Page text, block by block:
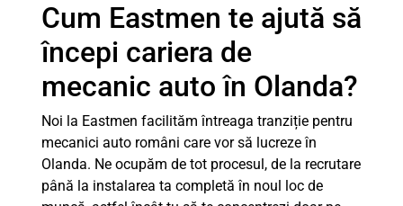
Cum Eastmen te ajută să
începi cariera de
mecanic auto în Olanda?
Noi la Eastmen facilităm întreaga tranziție pentru
mecanici auto români care vor să lucreze în
Olanda. Ne ocupăm de tot procesul, de la recrutare
până la instalarea ta completă în noul loc de